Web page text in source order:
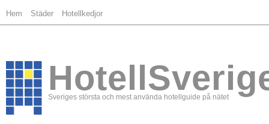
Hem Städer Hotellkedjor
Sveriges största och mest använda hotellguide på nätet